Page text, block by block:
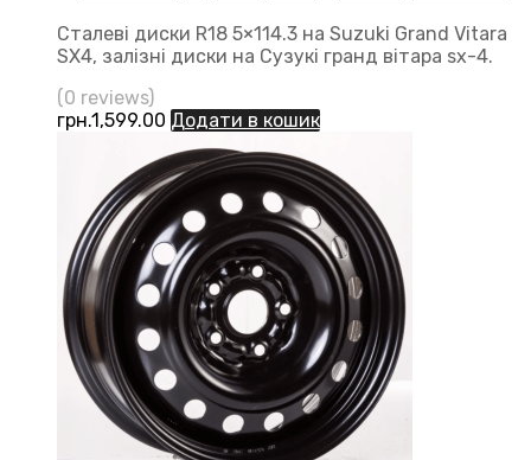
Сталеві диски R18 5×114.3 на Suzuki Grand Vitara
SX4, залізні диски на Сузукі гранд вітара sx-4.
(0 reviews)
грн.1,599.00 Додати в кошик